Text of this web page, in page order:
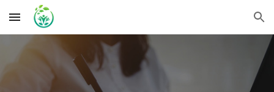
Skip to main content Skip to navigation